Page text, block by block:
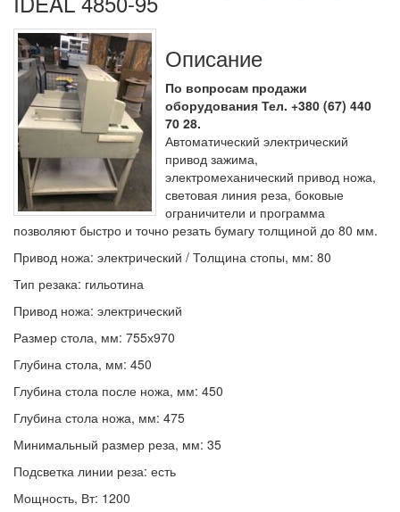
Описание
По вопросам продажи
оборудования Тел. +380 (67) 440
70 28.
Автоматический электрический
привод зажима,
электромеханический привод ножа,
световая линия реза, боковые
ограничители и программа
позволяют быстро и точно резать бумагу толщиной до 80 мм.
Привод ножа: электрический / Толщина стопы, мм: 80
Тип резака: гильотина
Привод ножа: электрический
Размер стола, мм: 755х970
Глубина стола, мм: 450
Глубина стола после ножа, мм: 450
Глубина стола ножа, мм: 475
Минимальный размер реза, мм: 35
Подсветка линии реза: есть
Мощность, Вт: 1200